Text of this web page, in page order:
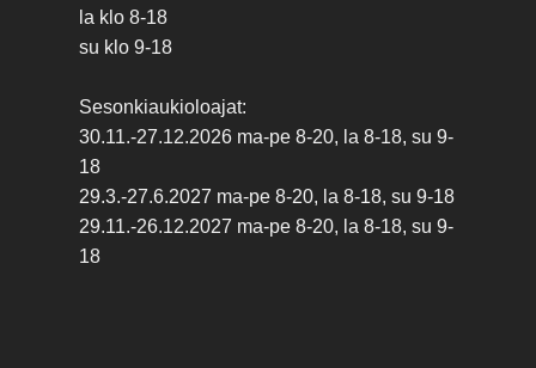
la klo 8-18
su klo 9-18
Sesonkiaukioloajat:
30.11.-27.12.2026 ma-pe 8-20, la 8-18, su 9-
18
29.3.-27.6.2027 ma-pe 8-20, la 8-18, su 9-18
29.11.-26.12.2027 ma-pe 8-20, la 8-18, su 9-
18